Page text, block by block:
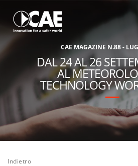
CAE MAGAZINE N.88- LUG
DAL 24 AL 26
AL
TECHNOLOGY
Indietro